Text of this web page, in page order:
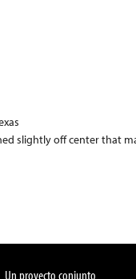
slightly off center that
Un proyecto conjunto